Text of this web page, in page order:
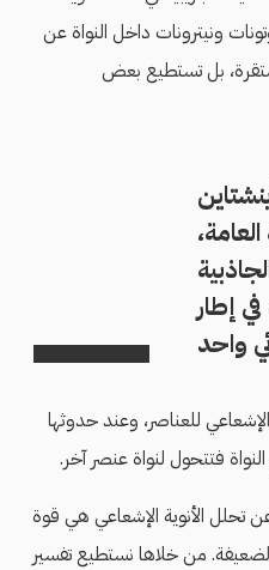
ونيترونات داخل النواة عن
بل تستطيع بعض
إطار
واحد
للعناصر، وعند حدوثها
فتتحول لنواة عنصر آخر.
تحلل الأنوية الإشعاعي هي قوة
من خلاها نستطيع تفسير